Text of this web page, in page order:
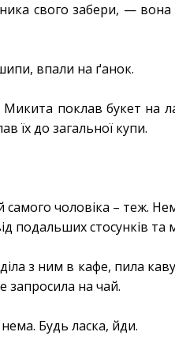
свого забери, —
впали на ґанок.
поклав букет на
їх до загальної купи.
чоловіка – теж.
подальших стосунків
з ним в кафе, пила
запросила на чай.
Будь ласка, йди.